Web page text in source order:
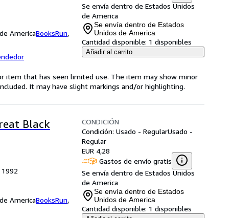
AmericaBooksRun,
Se envía dentro de Estados Unidos
de America
Se envía dentro de Estados
Unidos de America
Cantidad disponible: 1 disponibles
Añadir al carrito
item that has seen limited use. The item may show minor
It may have slight markings and/or highlighting.
Black
AmericaBooksRun,
CONDICIÓN
Condición: Usado - RegularUsado -
Regular
EUR 4,28
Gastos de envío gratis
Se envía dentro de Estados Unidos
de America
Se envía dentro de Estados
Unidos de America
Cantidad disponible: 1 disponibles